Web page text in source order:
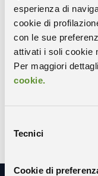
esperienza di
cookie di
con le sue
attivati i soli cookie
Per maggiori
cookie.
delTecnici
Cookie di
Condividi
COPIA IL LINK